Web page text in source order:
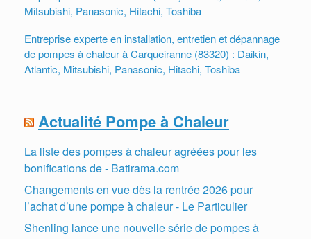
Mitsubishi, Panasonic, Hitachi, Toshiba
Entreprise experte en installation, entretien et dépannage
de pompes à chaleur à Carqueiranne (83320) : Daikin,
Atlantic, Mitsubishi, Panasonic, Hitachi, Toshiba
Actualité Pompe à Chaleur
La liste des pompes à chaleur agréées pour les
bonifications de - Batirama.com
Changements en vue dès la rentrée 2026 pour
l’achat d’une pompe à chaleur - Le Particulier
Shenling lance une nouvelle série de pompes à